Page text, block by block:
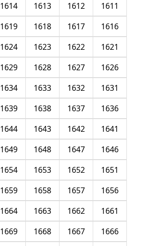
1611
1612
1613
1614
1616
1617
1618
1619
1621
1622
1623
1624
1626
1627
1628
1629
1631
1632
1633
1634
1636
1637
1638
1639
1641
1642
1643
1644
1646
1647
1648
1649
1651
1652
1653
1654
1656
1657
1658
1659
1661
1662
1663
1664
1666
1667
1668
1669